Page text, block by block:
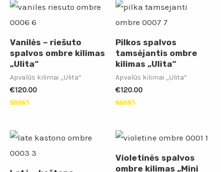
Vanilės – riešuto
spalvos ombre kilimas
„Ulita“
Apvalūs kilimai „Ulita“
€120.00
Pilkos spalvos
tamsėjantis ombre
kilimas „Ulita“
Apvalūs kilimai „Ulita“
€120.00
Violetinės spalvos
ombre kilimas „Mini